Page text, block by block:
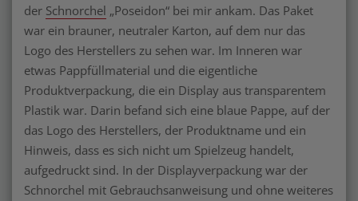
der Schnorchel „Poseidon“ bei mir ankam. Das Paket
war ein brauner, neutraler Karton, auf dem nur das
Logo des Herstellers zu sehen war. Im Inneren war
etwas Pappfüllmaterial und die eigentliche
Produktverpackung, die ein Display aus transparentem
Plastik war. Darin befand sich eine blaue Pappe, auf der
das Logo des Herstellers, der Produktname und ein
Hinweis, dass es sich nicht um Spielzeug handelt,
aufgedruckt sind. In der Displayverpackung war der
Schnorchel mit Gebrauchsanweisung und ohne weiteres